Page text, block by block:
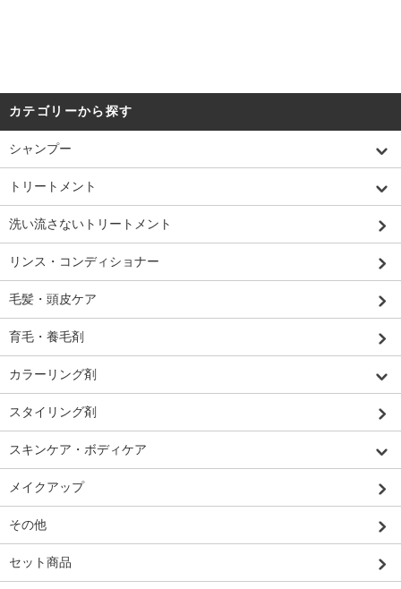
カテゴリーから探す
シャンプー
トリートメント
洗い流さないトリートメント
リンス・コンディショナー
毛髪・頭皮ケア
育毛・養毛剤
カラーリング剤
スタイリング剤
スキンケア・ボディケア
メイクアップ
その他
セット商品